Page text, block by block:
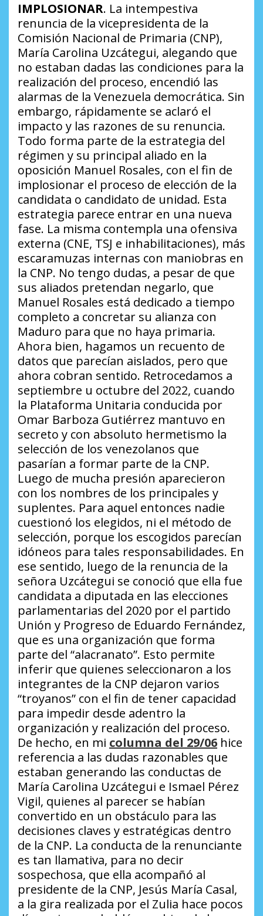
IMPLOSIONAR. La intempestiva
renuncia de la vicepresidenta de la
Comisión Nacional de Primaria (CNP),
María Carolina Uzcátegui, alegando que
no estaban dadas las condiciones para la
realización del proceso, encendió las
alarmas de la Venezuela democrática. Sin
embargo, rápidamente se aclaró el
impacto y las razones de su renuncia.
Todo forma parte de la estrategia del
régimen y su principal aliado en la
oposición Manuel Rosales, con el fin de
implosionar el proceso de elección de la
candidata o candidato de unidad. Esta
estrategia parece entrar en una nueva
fase. La misma contempla una ofensiva
externa (CNE, TSJ e inhabilitaciones), más
escaramuzas internas con maniobras en
la CNP. No tengo dudas, a pesar de que
sus aliados pretendan negarlo, que
Manuel Rosales está dedicado a tiempo
completo a concretar su alianza con
Maduro para que no haya primaria.
Ahora bien, hagamos un recuento de
datos que parecían aislados, pero que
ahora cobran sentido. Retrocedamos a
septiembre u octubre del 2022, cuando
la Plataforma Unitaria conducida por
Omar Barboza Gutiérrez mantuvo en
secreto y con absoluto hermetismo la
selección de los venezolanos que
pasarían a formar parte de la CNP.
Luego de mucha presión aparecieron
con los nombres de los principales y
suplentes. Para aquel entonces nadie
cuestionó los elegidos, ni el método de
selección, porque los escogidos parecían
idóneos para tales responsabilidades. En
ese sentido, luego de la renuncia de la
señora Uzcátegui se conoció que ella fue
candidata a diputada en las elecciones
parlamentarias del 2020 por el partido
Unión y Progreso de Eduardo Fernández,
que es una organización que forma
parte del “alacranato”. Esto permite
inferir que quienes seleccionaron a los
integrantes de la CNP dejaron varios
“troyanos” con el fin de tener capacidad
para impedir desde adentro la
organización y realización del proceso.
De hecho, en mi columna del 29/06 hice
referencia a las dudas razonables que
estaban generando las conductas de
María Carolina Uzcátegui e Ismael Pérez
Vigil, quienes al parecer se habían
convertido en un obstáculo para las
decisiones claves y estratégicas dentro
de la CNP. La conducta de la renunciante
es tan llamativa, para no decir
sospechosa, que ella acompañó al
presidente de la CNP, Jesús María Casal,
a la gira realizada por el Zulia hace pocos